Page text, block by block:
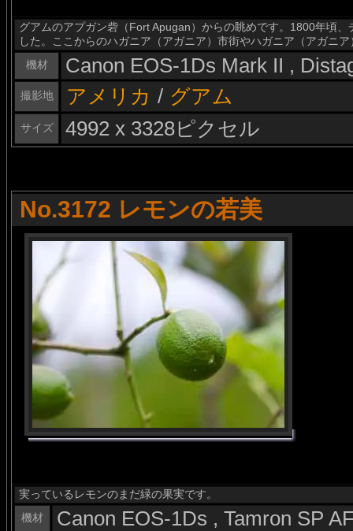
グアムのアプガン砦（Fort Apugan）からの眺めです。1800年頃
した。ここからのハガニア（アガニア）市街やハガニア（アガニ
機材
Canon EOS-1Ds Mark II ,
撮影地 アメリカ / グアム
サイズ 4992 x 3328ピクセル
No.3172 レモンの若美
実っているレモンのまだ緑の果実です。
機材
Canon EOS-1Ds , Tamron SP